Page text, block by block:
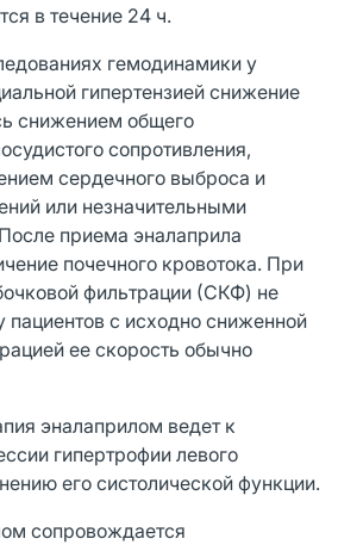
в течение 24 ч.
гемодинамики у
гипертензией снижение
снижением общего
сопротивления,
сердечного выброса и
или незначительными
приема эналаприла
почечного кровотока. При
фильтрации (СКФ) не
пациентов с исходно сниженной
ее скорость обычно
эналаприлом ведет к
гипертрофии левого
его систолической функции.
сопровождается